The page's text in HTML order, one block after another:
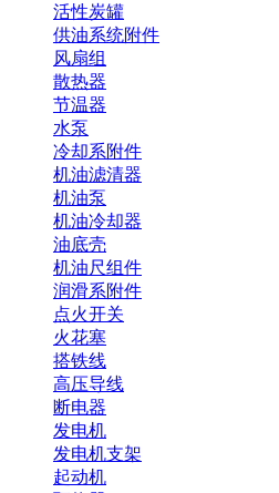
活性炭罐
供油系统附件
风扇组
散热器
节温器
水泵
冷却系附件
机油滤清器
机油泵
机油冷却器
油底壳
机油尺组件
润滑系附件
点火开关
火花塞
搭铁线
高压导线
断电器
发电机
发电机支架
起动机